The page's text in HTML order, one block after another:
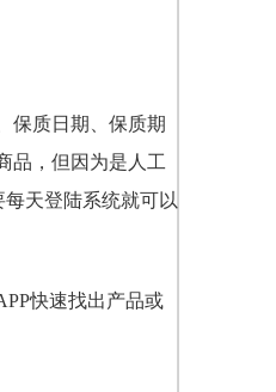
保质日期、保质期
品，但因为是人工
天登陆系统就可以
快速找出产品或